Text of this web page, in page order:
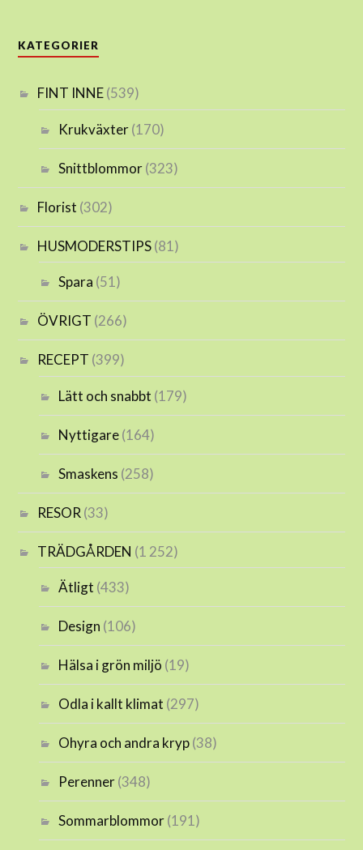
KATEGORIER
FINT INNE(539)
Krukväxter(170)
Snittblommor(323)
Florist (302)
HUSMODERSTIPS(81)
Spara (51)
ÖVRIGT (266)
RECEPT (399)
Lätt och snabbt (179)
Nyttigare(164)
Smaskens (258)
RESOR (33)
TRÄDGÅRDEN (1 252)
Ätligt (433)
Design (106)
Hälsa i grön miljö (19)
Odla i kallt klimat (297)
Ohyra och andra kryp(38)
Perenner(348)
Sommarblommor(191)